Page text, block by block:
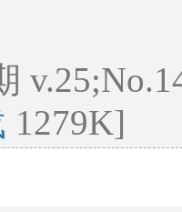
1279K]